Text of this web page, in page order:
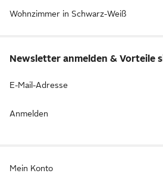
Wohnzimmer in Schwarz-Weiß
Newsletter anmelden & Vorteile
E-Mail-Adresse
Anmelden
Mein Konto